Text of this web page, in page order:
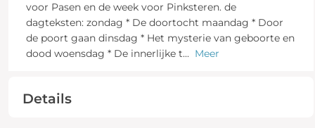
voor Pasen en de week voor Pinksteren. de
dagteksten: zondag * De doortocht maandag * Door
de poort gaan dinsdag * Het mysterie van geboorte en
dood woensdag * De innerlijke t... Meer
Details